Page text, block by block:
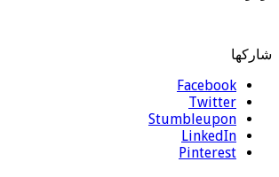
شاركها
Facebook
Twitter
Stumbleupon
LinkedIn
Pinterest